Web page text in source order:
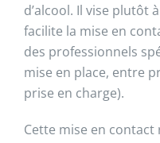
d’alcool. Il vise plutôt
facilite la mise en
des professionnels
mise en place, entre
prise en charge).
Cette mise en